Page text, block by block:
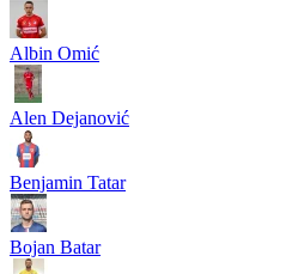
Albin Omić
Alen Dejanović
Benjamin Tatar
Bojan Batar